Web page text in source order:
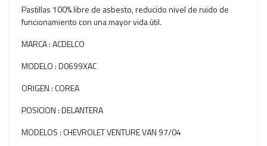
Pastillas 100% libre de asbesto, reducido nivel de ruido de
funcionamiento con una mayor vida útil.
MARCA : ACDELCO
MODELO : D0699XAC
ORIGEN : COREA
POSICION : DELANTERA
MODELOS : CHEVROLET VENTURE VAN 97/04